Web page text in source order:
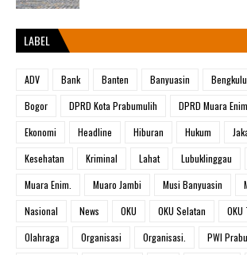
LABEL
ADV Bank Banten Banyuasin Bengkulu
Bogor
DPRD Kota Prabumulih DPRD Muara Enim
Ekonomi
Headline Hiburan Hukum
Kesehatan
Kriminal Lahat Lubuklinggau
Muara Enim.
Muaro Jambi Musi Banyuasin
Nasional
News OKU OKU Selatan
Olahraga
Organisasi Organisasi.
PWI